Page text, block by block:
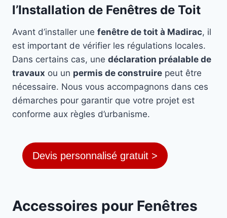
l’Installation de Fenêtres de Toit
Avant d’installer une fenêtre de toit à Madirac, il
est important de vérifier les régulations locales.
Dans certains cas, une déclaration préalable de
travaux ou un permis de construire peut être
nécessaire. Nous vous accompagnons dans ces
démarches pour garantir que votre projet est
conforme aux règles d’urbanisme.
Devis personnalisé gratuit >
Accessoires pour Fenêtres